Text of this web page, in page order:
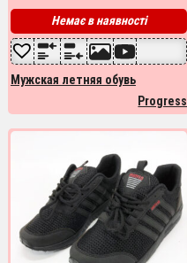
Немає в наявності
Мужская летняя обувь
Progress